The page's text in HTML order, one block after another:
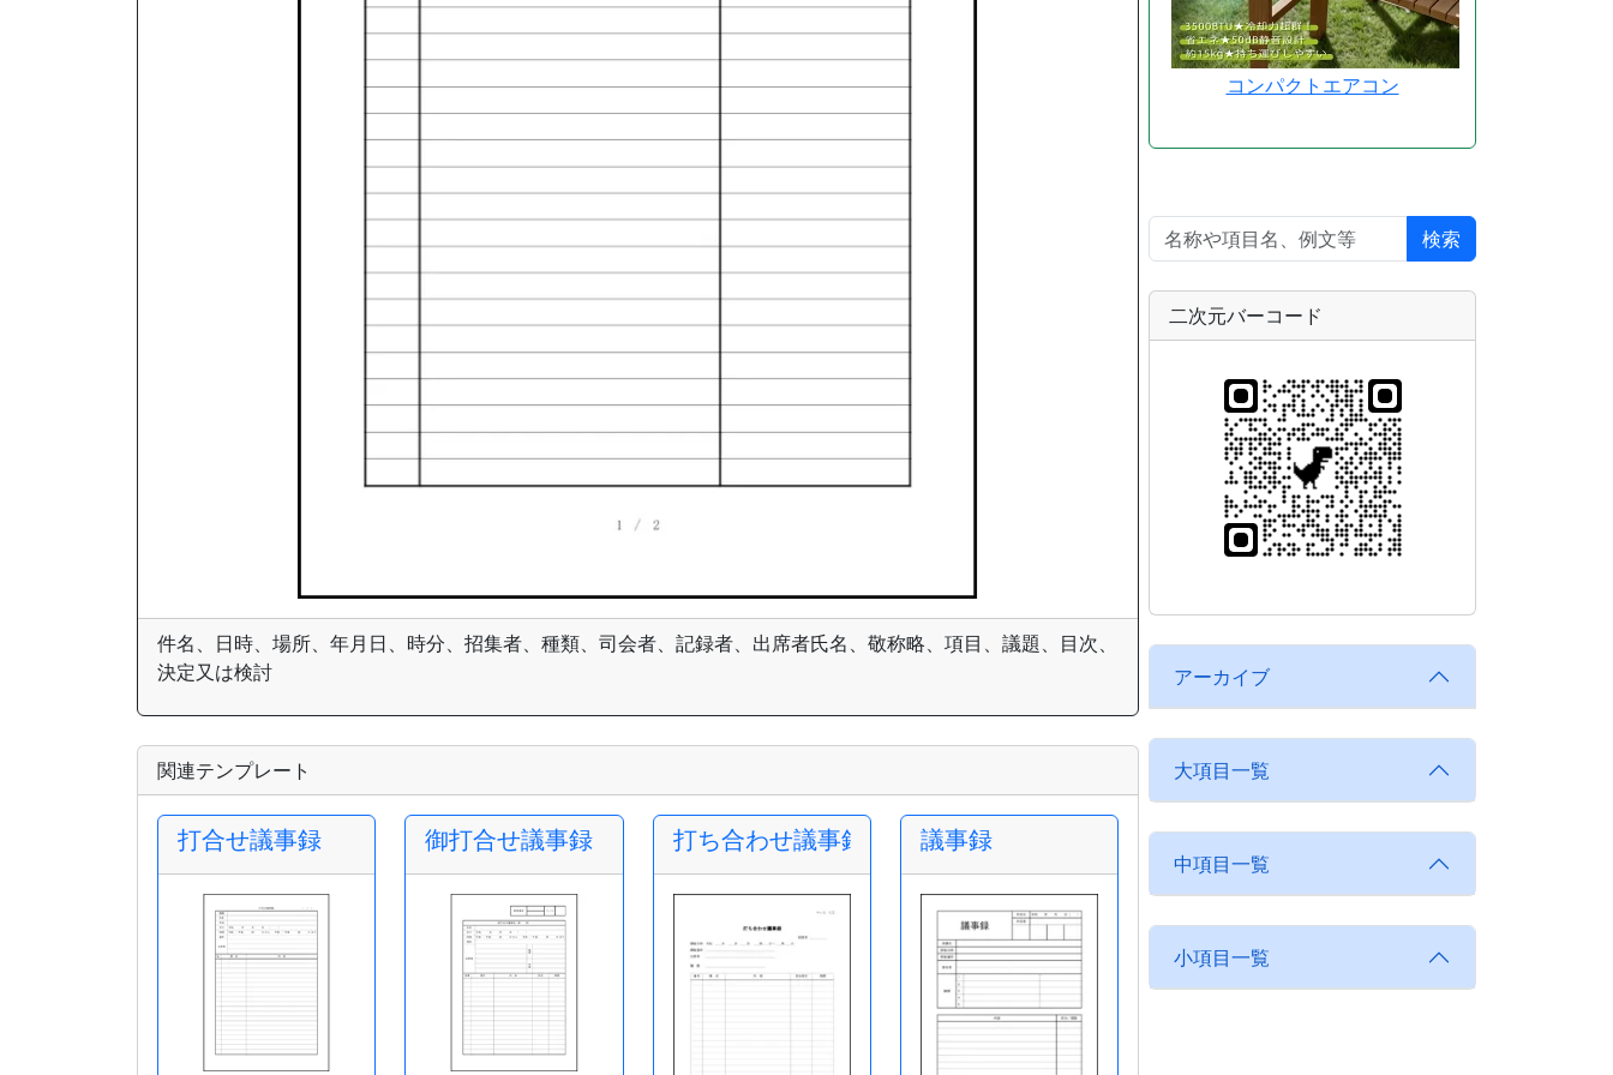
件名、日時、場所、年月日、時分、招集者、種類、司会者、記録者、出席者氏名、敬称略、項目、議題、目次、
決定又は検討
関連テンプレート
打合せ議事録 御打合せ議事録 打ち合わせ議事録 議事録
コンパクトエアコン
検索
二次元バーコード
アーカイブ
大項目一覧
中項目一覧
小項目一覧